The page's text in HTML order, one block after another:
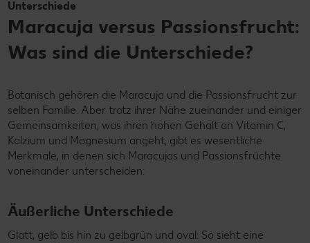
Unterschiede
Maracuja versus Passionsfrucht:
Was sind die Unterschiede?
Botanisch gehören die Maracuja und die Passionsfrucht zur
selben Familie. Aber trotz ihrer Nähe zueinander und einiger
Gemeinsamkeiten, was ihren hohen Gehalt an Vitamin C,
Kalzium und Magnesium angeht, gibt es wesentliche
Merkmale, in denen sich Maracujas und Passionsfrüchte
voneinander unterscheiden:
Äußerliche Unterschiede
Glatt, gelb bis hin zu gelbgrün und oval: So sieht eine